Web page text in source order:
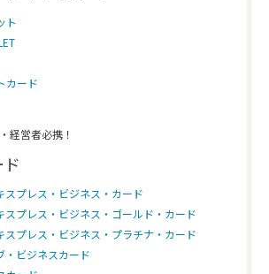
ト
カード
経営者必携！
スプレス・ビジネス・カード
スプレス・ビジネス・ゴールド・カード
スプレス・ビジネス・プラチナ・カード
・ビジネスカード